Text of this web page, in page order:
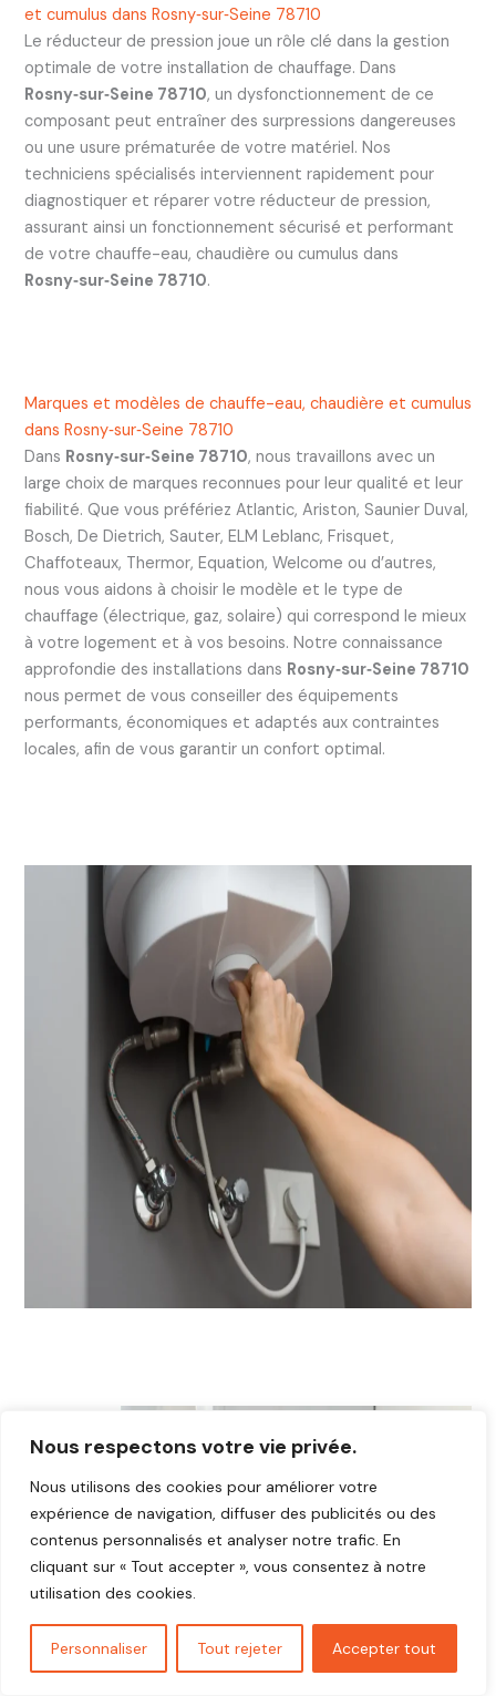
Nous respectons votre vie privée.
Nous utilisons des cookies pour améliorer votre
expérience de navigation, diffuser des publicités ou des
contenus personnalisés et analyser notre trafic. En
cliquant sur « Tout accepter », vous consentez à notre
utilisation des cookies.
Personnaliser Tout rejeter Accepter tout
et cumulus dans Rosny‑sur‑Seine 78710
Le réducteur de pression joue un rôle clé dans la gestion
optimale de votre installation de chauffage. Dans
Rosny‑sur‑Seine 78710, un dysfonctionnement de ce
composant peut entraîner des surpressions dangereuses
ou une usure prématurée de votre matériel. Nos
techniciens spécialisés interviennent rapidement pour
diagnostiquer et réparer votre réducteur de pression,
assurant ainsi un fonctionnement sécurisé et performant
de votre chauffe-eau, chaudière ou cumulus dans
Rosny‑sur‑Seine 78710.
Marques et modèles de chauffe-eau, chaudière et cumulus
dans Rosny‑sur‑Seine 78710
Dans Rosny‑sur‑Seine 78710, nous travaillons avec un
large choix de marques reconnues pour leur qualité et leur
fiabilité. Que vous préfériez Atlantic, Ariston, Saunier Duval,
Bosch, De Dietrich, Sauter, ELM Leblanc, Frisquet,
Chaffoteaux, Thermor, Equation, Welcome ou d’autres,
nous vous aidons à choisir le modèle et le type de
chauffage (électrique, gaz, solaire) qui correspond le mieux
à votre logement et à vos besoins. Notre connaissance
approfondie des installations dans Rosny‑sur‑Seine 78710
nous permet de vous conseiller des équipements
performants, économiques et adaptés aux contraintes
locales, afin de vous garantir un confort optimal.